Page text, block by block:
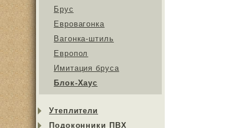
Брус
Евровагонка
Вагонка-штиль
Европол
Имитация бруса
Блок-Хаус
Утеплители
Подоконники ПВХ